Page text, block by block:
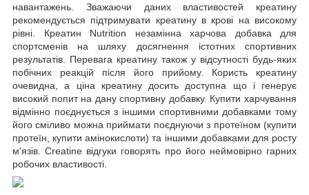
навантажень. Зважаючи даних властивостей креатину
рекомендується підтримувати креатину в крові на високому
рівні. Креатин Nutrition незамінна харчова добавка для
спортсменів на шляху досягнення істотних спортивних
результатів. Перевага креатину також у відсутності будь-яких
побічних реакцій після його прийому. Користь креатину
очевидна, а ціна креатину досить доступна що і генерує
високий попит на дану спортивну добавку. Купити харчування
відмінно поєднується з іншими спортивними добавками тому
його сміливо можна приймати поєднуючи з протеїном (купити
протеїн, купити амінокислоти) та іншими добавками для росту
м'язів. Creatine відгуки говорять про його неймовірно гарних
робочих властивості.